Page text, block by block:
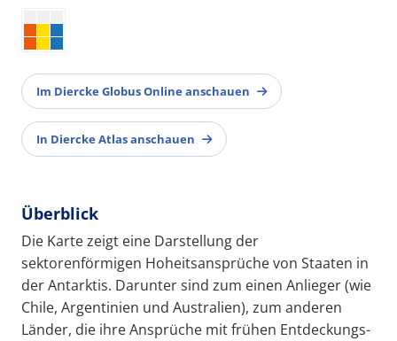
Im Diercke Globus Online anschauen
In Diercke Atlas anschauen
Überblick
Die Karte zeigt eine Darstellung der
sektorenförmigen Hoheitsansprüche von Staaten in
der Antarktis. Darunter sind zum einen Anlieger (wie
Chile, Argentinien und Australien), zum anderen
Länder, die ihre Ansprüche mit frühen Entdeckungs-